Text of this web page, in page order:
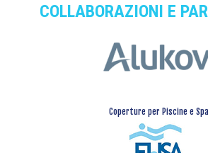
COLLABORAZIONI E
Coperture per Piscine e Spa